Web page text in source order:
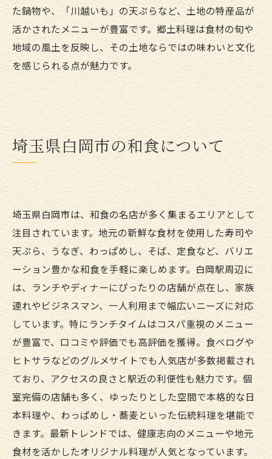
た鍋物や、「川越いも」の天ぷらなど、土地の特産品が
活かされたメニューが豊富です。郷土料理は食材の旬や
地域の風土を反映し、その土地ならではの味わいと文化
を感じられる点が魅力です。
埼玉県白岡市の和食について
埼玉県白岡市は、和食の名店が多く集まるエリアとして
注目されています。地元の新鮮な食材を使用した寿司や
天ぷら、うなぎ、わっぱめし、そば、定食など、バリエ
ーション豊かな和食を手軽に楽しめます。白岡駅周辺に
は、ランチやディナーにぴったりの店舗が点在し、家族
連れやビジネスマン、一人利用まで幅広いニーズに対応
しています。特にランチタイムはコスパ重視のメニュー
が豊富で、口コミや評価でも高評価を獲得。食べログや
ヒトサラなどのグルメサイトでも人気店が多数掲載され
ており、アクセスの良さと駅近の利便性も魅力です。個
室完備の店舗も多く、ゆったりとした空間で本格的な日
本料理や、わっぱめし・蕎麦といった伝統料理を堪能で
きます。最新トレンドでは、健康志向のメニューや地元
食材を活かしたオリジナル料理が人気となっています。